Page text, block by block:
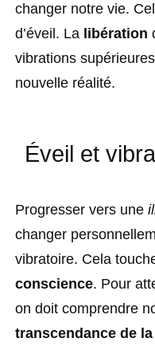
changer notre vie.
d’éveil. La libération
vibrations
nouvelle réalité.
Éveil et
Progresser vers une
changer
vibratoire. Cela
conscience. Pour
on doit comprendre
transcendance de